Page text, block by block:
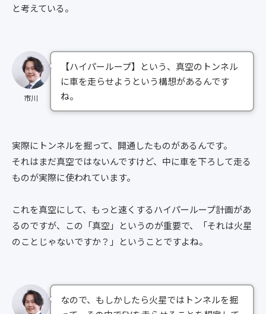
と考えている。
市川
【ハイパーループ】という、真空のトンネル
に車を走らせようという構想があるんです
ね。
実際にトンネルを掘って、開通したものがあるんです。
それはまだ真空ではないんですけど、中に車を下ろして走る
ものが実際に使われています。
これを真空にして、もっと速くするハイパーループ計画があ
るのですが、この「真空」というのが重要で、「それは火星
のことじゃないですか？」ということですよね。
なので、もしかしたら火星ではトンネルを掘